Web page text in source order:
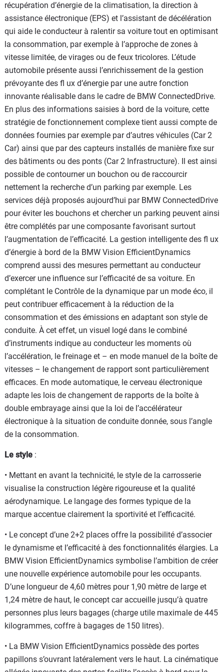
récupération d’énergie de la climatisation, la direction à
assistance électronique (EPS) et l’assistant de décélération
qui aide le conducteur à ralentir sa voiture tout en optimisant
la consommation, par exemple à l’approche de zones à
vitesse limitée, de virages ou de feux tricolores. L’étude
automobile présente aussi l’enrichissement de la gestion
prévoyante des fl ux d’énergie par une autre fonction
innovante réalisable dans le cadre de BMW ConnectedDrive.
En plus des informations saisies à bord de la voiture, cette
stratégie de fonctionnement complexe tient aussi compte de
données fournies par exemple par d’autres véhicules (Car 2
Car) ainsi que par des capteurs installés de manière fixe sur
des bâtiments ou des ponts (Car 2 Infrastructure). Il est ainsi
possible de contourner un bouchon ou de raccourcir
nettement la recherche d’un parking par exemple. Les
services déjà proposés aujourd’hui par BMW ConnectedDrive
pour éviter les bouchons et chercher un parking peuvent ainsi
être complétés par une composante favorisant surtout
l’augmentation de l’efficacité. La gestion intelligente des fl ux
d’énergie à bord de la BMW Vision EfficientDynamics
comprend aussi des mesures permettant au conducteur
d’exercer une influence sur l’efficacité de sa voiture. En
complétant le Contrôle de la dynamique par un mode éco, il
peut contribuer efficacement à la réduction de la
consommation et des émissions en adaptant son style de
conduite. À cet effet, un visuel logé dans le combiné
d’instruments indique au conducteur les moments où
l’accélération, le freinage et – en mode manuel de la boîte de
vitesses – le changement de rapport sont particulièrement
efficaces. En mode automatique, le cerveau électronique
adapte les lois de changement de rapports de la boîte à
double embrayage ainsi que la loi de l’accélérateur
électronique à la situation de conduite donnée, sous l’angle
de la consommation.
Le style :
• Mettant en avant la technicité, le style de la carrosserie
visualise la construction légère rigoureuse et la qualité
aérodynamique. Le langage des formes typique de la
marque accentue clairement la sportivité et l’efficacité.
• Le concept d’une 2+2 places offre la possibilité d’associer
le dynamisme et l’efficacité à des fonctionnalités élargies. La
BMW Vision EfficientDynamics symbolise l’ambition de créer
une nouvelle expérience automobile pour les occupants.
D’une longueur de 4,60 mètres pour 1,90 mètre de large et
1,24 mètre de haut, le concept car accueille jusqu’à quatre
personnes plus leurs bagages (charge utile maximale de 445
kilogrammes, coffre à bagages de 150 litres).
• La BMW Vision EfficientDynamics possède des portes
papillons s’ouvrant latéralement vers le haut. La cinématique